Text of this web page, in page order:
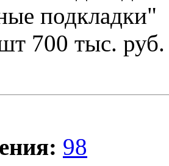
подкладки"
700 тыс. руб.
98